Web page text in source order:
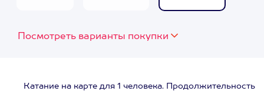
Посмотреть варианты покупки
Катание на карте для 1 человека. Продолжительность